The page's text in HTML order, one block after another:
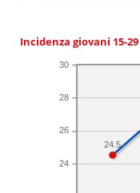
Incidenza giovani 15-
24
26
28
30
24.5